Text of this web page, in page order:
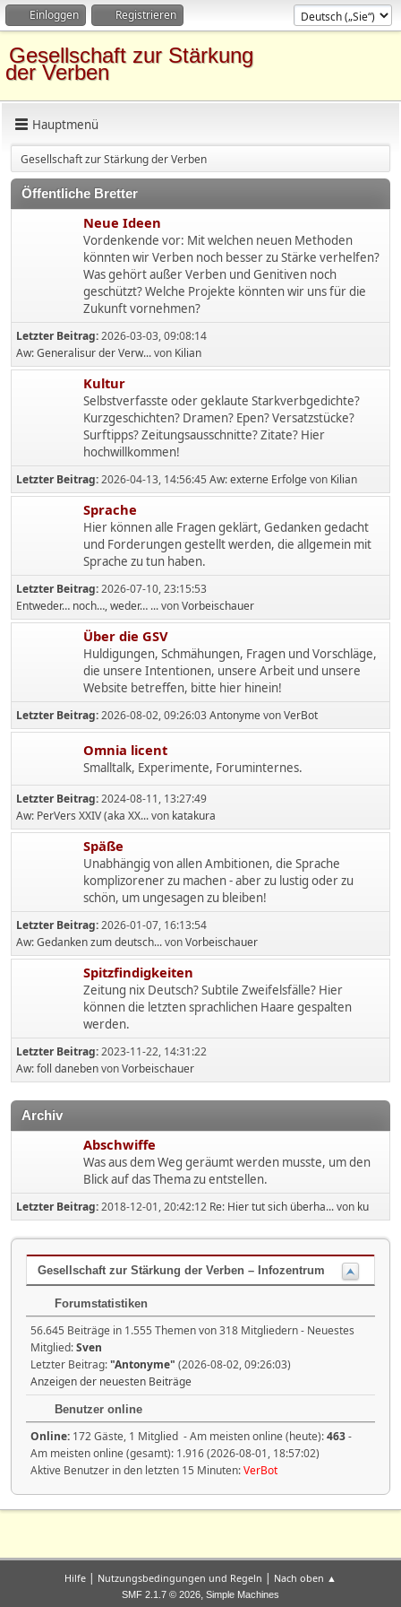
Einloggen Registrieren
Gesellschaft zur Stärkung
der Verben
Hauptmenü
Gesellschaft zur Stärkung der Verben
Öffentliche Bretter
Neue Ideen
Vordenkende vor: Mit welchen neuen Methoden
könnten wir Verben noch besser zu Stärke verhelfen?
Was gehört außer Verben und Genitiven noch
geschützt? Welche Projekte könnten wir uns für die
Zukunft vornehmen?
Letzter Beitrag:2026-03-03, 09:08:14
Aw: Generalisur der Verw...von Kilian
Kultur
Selbstverfasste oder geklaute Starkverbgedichte?
Kurzgeschichten? Dramen? Epen? Versatzstücke?
Surftipps? Zeitungsausschnitte? Zitate? Hier
hochwillkommen!
Letzter Beitrag:2026-04-13, 14:56:45 Aw: externe Erfolgevon Kilian
Sprache
Hier können alle Fragen geklärt, Gedanken gedacht
und Forderungen gestellt werden, die allgemein mit
Sprache zu tun haben.
Letzter Beitrag:2026-07-10, 23:15:53
Entweder… noch…, weder… ...vonVorbeischauer
Über die GSV
Huldigungen, Schmähungen, Fragen und Vorschläge,
die unsere Intentionen, unsere Arbeit und unsere
Website betreffen, bitte hier hinein!
Letzter Beitrag:2026-08-02, 09:26:03AntonymevonVerBot
Omnia licent
Smalltalk, Experimente, Foruminternes.
Letzter Beitrag:2024-08-11, 13:27:49
Aw: PerVers XXIV (aka XX...von katakura
Späße
Unabhängig von allen Ambitionen, die Sprache
komplizorener zu machen - aber zu lustig oder zu
schön, um ungesagen zu bleiben!
Letzter Beitrag:2026-01-07, 16:13:54
Aw: Gedanken zum deutsch...vonVorbeischauer
Spitzfindigkeiten
Zeitung nix Deutsch? Subtile Zweifelsfälle? Hier
können die letzten sprachlichen Haare gespalten
werden.
Letzter Beitrag:2023-11-22, 14:31:22
Aw: foll danebenvonVorbeischauer
Archiv
Abschwiffe
Was aus dem Weg geräumt werden musste, um den
Blick auf das Thema zu entstellen.
Letzter Beitrag:2018-12-01, 20:42:12 Re: Hier tut sich überha...von ku
Gesellschaft zur Stärkung der Verben – Infozentrum
Forumstatistiken
56.645 Beiträge in 1.555 Themen von 318 Mitgliedern - Neuestes
Mitglied:Sven
Letzter Beitrag:"Antonyme" (2026-08-02, 09:26:03)
Anzeigen der neuesten Beiträge
Benutzer online
Online: 172 Gäste, 1 Mitglied - Am meisten online (heute):463-
Am meisten online (gesamt): 1.916 (2026-08-01, 18:57:02)
Aktive Benutzer in den letzten 15 Minuten:VerBot
Hilfe | Nutzungsbedingungen und Regeln | Nach oben ▲
SMF 2.1.7 © 2026, Simple Machines